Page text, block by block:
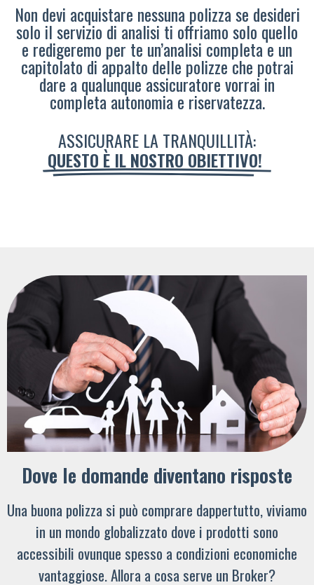
Non devi acquistare nessuna polizza se desideri
solo il servizio di analisi ti offriamo solo quello
e redigeremo per te un’analisi completa e un
capitolato di appalto delle polizze che potrai
dare a qualunque assicuratore vorrai in
completa autonomia e riservatezza.
ASSICURARE LA TRANQUILLITÀ:
QUESTO È IL NOSTRO OBIETTIVO!
Dove le domande diventano risposte
Una buona polizza si può comprare dappertutto, viviamo
in un mondo globalizzato dove i prodotti sono
accessibili ovunque spesso a condizioni economiche
vantaggiose. Allora a cosa serve un Broker?